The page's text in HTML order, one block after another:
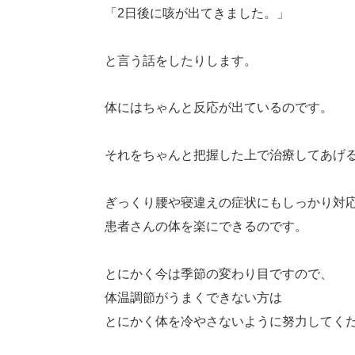
「2日後に咳が出てきました。」
と言う話をしたりします。
体にはちゃんと反応が出ているのです。
それをちゃんと把握した上で治療してあげる
ぎっくり腰や寝違えの症状にもしっかり対
患者さんの体を楽にできるのです。
とにかく今は季節の変わり目ですので、
体温調節がうまくできない方は
とにかく体を冷やさないように努力してく